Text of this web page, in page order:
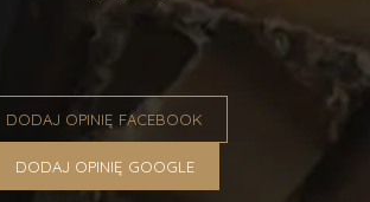
DODAJ OPINIĘ FACEBOOK
DODAJ OPINIĘ GOOGLE